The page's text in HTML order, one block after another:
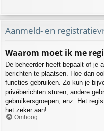
Aanmeld- en
Waarom moet ik me
De beheerder heeft bepaalt of je
berichten te plaatsen. Hoe dan
functies gebruiken. Zo kun je
privéberichten sturen, andere
gebruikersgroepen, enz. Het
het zeker aan!
Omhoog